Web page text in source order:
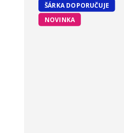
ŠÁRKA DOPORUČUJE
NOVINKA